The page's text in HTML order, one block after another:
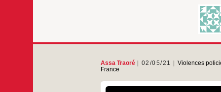
Assa Traoré 02/05/21 Violences
France